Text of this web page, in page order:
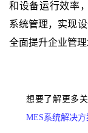
和设备运行效率
系统管理，实现
全面提升企业管理
想要了解更多
MES系统解决方